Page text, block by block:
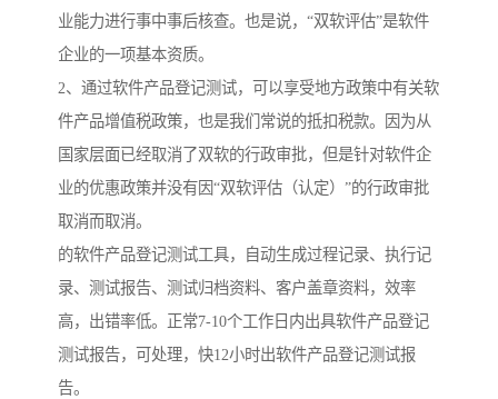
业能力进行事中事后核查。也是说，“双软评估”是软件
企业的一项基本资质。
2、通过软件产品登记测试，可以享受地方政策中有关软
件产品增值税政策，也是我们常说的抵扣税款。因为从
国家层面已经取消了双软的行政审批，但是针对软件企
业的优惠政策并没有因“双软评估（认定）”的行政审批
取消而取消。
的软件产品登记测试工具，自动生成过程记录、执行记
录、测试报告、测试归档资料、客户盖章资料，效率
高，出错率低。正常7-10个工作日内出具软件产品登记
测试报告，可处理，快12小时出软件产品登记测试报
告。